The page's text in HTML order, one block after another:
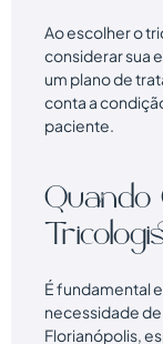
Ao escolher o
considerar sua
um plano de
conta a
paciente.
Quando
É fundamental
necessidade
Florianópolis,